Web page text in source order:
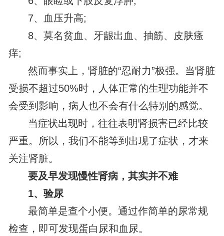
7、血压升高;
8、莫名贫血、牙龈出血、抽筋、皮肤瘙
痒;
然而事实上，肾脏的“忍耐力”极强。当肾脏
受损不超过50%时，人体正常的生理功能并不
会受到影响，病人也不会有什么特别的感觉。
当症状出现时，往往表明肾损害已经比较
严重。所以，我们不能等到出现了症状，才来
关注肾脏。
要及早发现慢性肾病，其实并不难
1、验尿
最简单是查个小便。通过作简单的尿常规
检查，即可发现蛋白尿和血尿。